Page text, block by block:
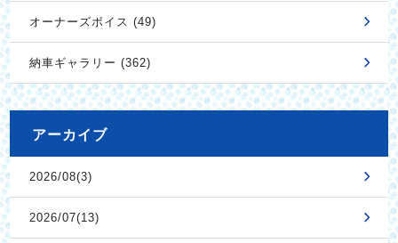
オーナーズボイス (49)
納車ギャラリー (362)
アーカイブ
2026/08(3)
2026/07(13)